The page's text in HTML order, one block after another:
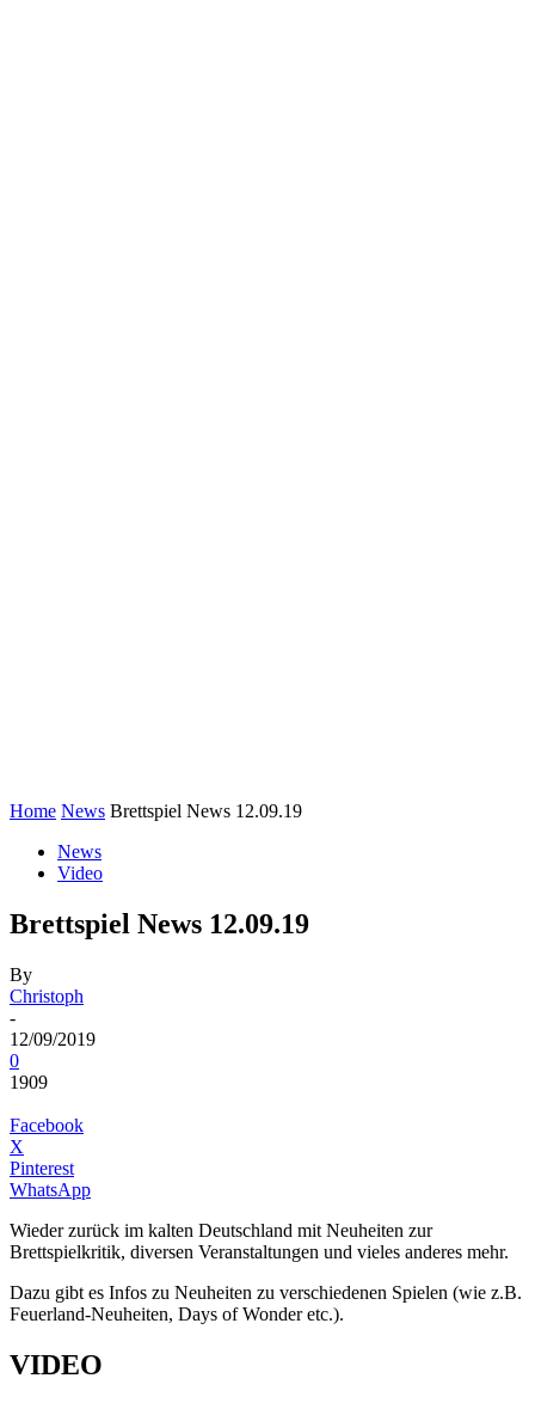
Home News Brettspiel News 12.09.19
News
Video
Brettspiel News 12.09.19
By
Christoph
-
12/09/2019
0
1909
Facebook
X
Pinterest
WhatsApp
Wieder zurück im kalten Deutschland mit Neuheiten zur
Brettspielkritik, diversen Veranstaltungen und vieles anderes mehr.
Dazu gibt es Infos zu Neuheiten zu verschiedenen Spielen (wie z.B.
Feuerland-Neuheiten, Days of Wonder etc.).
VIDEO